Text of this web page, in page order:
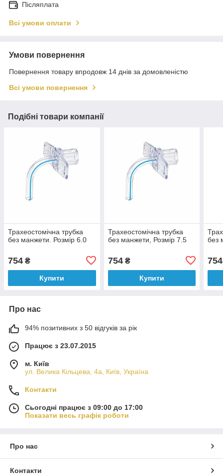
Післяплата
Всі умови оплати
Умови повернення
Повернення товару впродовж 14 днів за домовленістю
Всі умови повернення
Подібні товари компанії
Трахеостомічна трубка
без манжети. Розмір 6.0
754 ₴
Купити
Трахеостомічна трубка
без манжети, Розмір 7.5
754₴
Купити
без
754
Про нас
94% позитивних з 50 відгуків за рік
Працює з 23.07.2015
м. Київ
ул. Велика Кільцева, 4а, Київ, Україна
Контакти
Сьогодні працює з 09:00 до 17:00
Показати весь графік роботи
Про нас
Контакти